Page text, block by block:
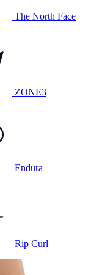
The North Face
ZONE3
Endura
Rip Curl